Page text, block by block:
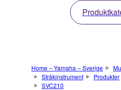
Home – Yamaha – Sverige
Stråkinstrument
Produkter
SVC210